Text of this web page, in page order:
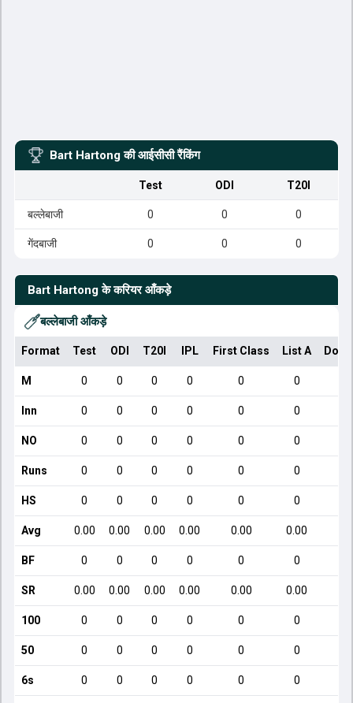
Bart Hartong की आईसीसी रैंकिंग
Test ODI T20I
बल्लेबाजी 0 0 0
गेंदबाजी 0 0 0
Bart Hartong के करियर आँकड़े
बल्लेबाजी आँकड़े
Format Test ODI T20I IPL First Class List A
M 0 0 0 0 0 0
Inn 0 0 0 0 0 0
NO 0 0 0 0 0 0
Runs 0 0 0 0 0 0
HS 0 0 0 0 0 0
Avg 0.00 0.00 0.00 0.00 0.00 0.00
BF 0 0 0 0 0 0
SR 0.00 0.00 0.00 0.00 0.00 0.00
100 0 0 0 0 0 0
50 0 0 0 0 0 0
6s 0 0 0 0 0 0